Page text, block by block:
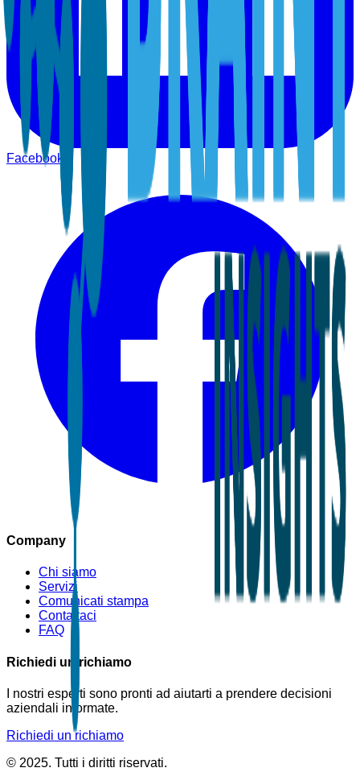
Facebook
Company
Chi siamo
Servizi
Comunicati stampa
Contattaci
FAQ
Richiedi un richiamo
I nostri esperti sono pronti ad aiutarti a prendere decisioni
aziendali informate.
Richiedi un richiamo
© 2025. Tutti i diritti riservati.